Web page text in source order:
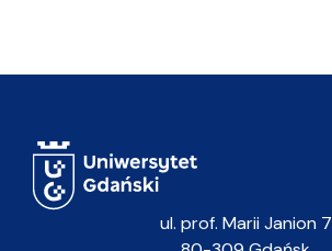
ul. prof. Marii Janion 7